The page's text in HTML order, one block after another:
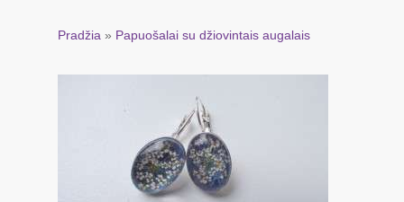
Pradžia » Papuošalai su džiovintais augalais